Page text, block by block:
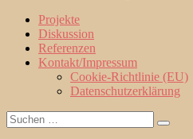
Projekte
Diskussion
Referenzen
Kontakt/Impressum
Cookie-Richtlinie (EU)
Datenschutzerklärung
Suche
nach:
Suchen